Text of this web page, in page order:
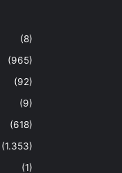
(8)
(965)
(92)
(9)
(618)
(1.353)
(1)